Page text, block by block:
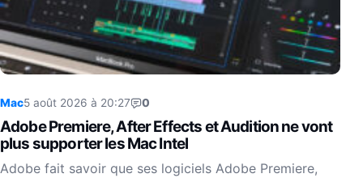
Mac5 août 2026 à 20:27 0
Adobe Premiere, After Effects et Audition ne vont
plus supporter les Mac Intel
Adobe fait savoir que ses logiciels Adobe Premiere,